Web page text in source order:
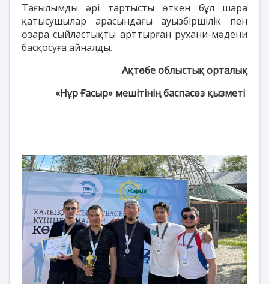
Тағылымды әрі тартысты өткен бұл шара
қатысушылар арасындағы ауызбіршілік пен
өзара сыйластықты арттырған рухани-мәдени
басқосуға айналды.
Ақтөбе облыстық орталық
«Нұр Ғасыр» мешітінің баспасөз қызметі